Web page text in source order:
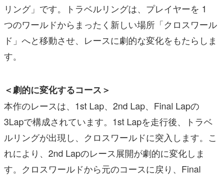
リング」です。トラベルリングは、プレイヤーを 1
つのワールドからまったく新しい場所「クロスワール
ド」へと移動させ、レースに劇的な変化をもたらしま
す。
＜劇的に変化するコース＞
本作のレースは、1st Lap、2nd Lap、Final Lapの
3Lapで構成されています。1st Lapを走行後、トラベ
ルリングが出現し、クロスワールドに突入します。こ
れにより、2nd Lapのレース展開が劇的に変化しま
す。クロスワールドから元のコースに戻り、Final